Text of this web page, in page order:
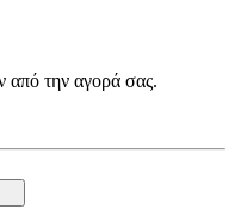
από την αγορά σας.